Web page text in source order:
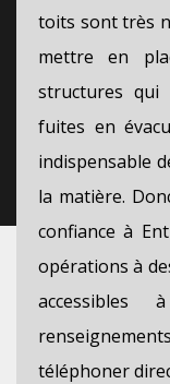
toits sont très
mettre en
structures
fuites en
indispensable
la matière.
confiance à
opérations à
téléphoner